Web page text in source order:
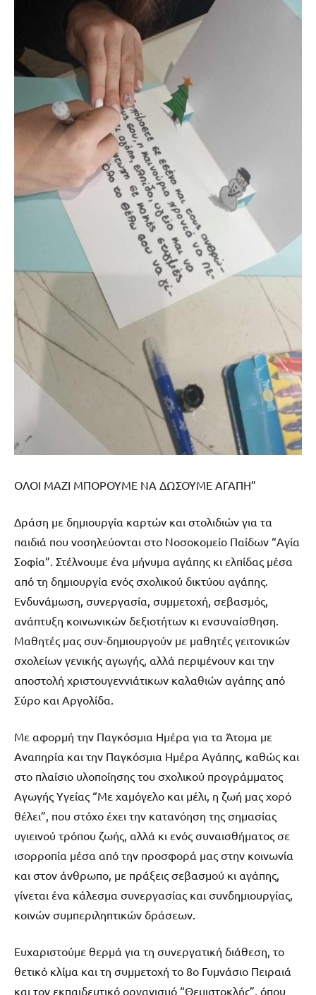
ΟΛΟΙ ΜΑΖΙ ΜΠΟΡΟΥΜΕ ΝΑ ΔΩΣΟΥΜΕ ΑΓΑΠΗ”
Δράση με δημιουργία καρτών και στολιδιών για τα
παιδιά που νοσηλεύονται στο Νοσοκομείο Παίδων “Αγία
Σοφία”. Στέλνουμε ένα μήνυμα αγάπης κι ελπίδας μέσα
από τη δημιουργία ενός σχολικού δικτύου αγάπης.
Ενδυνάμωση, συνεργασία, συμμετοχή, σεβασμός,
ανάπτυξη κοινωνικών δεξιοτήτων κι ενσυναίσθηση.
Μαθητές μας συν-δημιουργούν με μαθητές γειτονικών
σχολείων γενικής αγωγής, αλλά περιμένουν και την
αποστολή χριστουγεννιάτικων καλαθιών αγάπης από
Σύρο και Αργολίδα.
Με αφορμή την Παγκόσμια Ημέρα για τα Άτομα με
Αναπηρία και την Παγκόσμια Ημέρα Αγάπης, καθώς και
στο πλαίσιο υλοποίησης του σχολικού προγράμματος
Αγωγής Υγείας “Με χαμόγελο και μέλι, η ζωή μας χορό
θέλει”, που στόχο έχει την κατανόηση της σημασίας
υγιεινού τρόπου ζωής, αλλά κι ενός συναισθήματος σε
ισορροπία μέσα από την προσφορά μας στην κοινωνία
και στον άνθρωπο, με πράξεις σεβασμού κι αγάπης,
γίνεται ένα κάλεσμα συνεργασίας και συνδημιουργίας,
κοινών συμπεριληπτικών δράσεων.
Ευχαριστούμε θερμά για τη συνεργατική διάθεση, το
θετικό κλίμα και τη συμμετοχή το 8ο Γυμνάσιο Πειραιά
και τον εκπαιδευτικό οργανισμό “Θεμιστοκλής”, όπου